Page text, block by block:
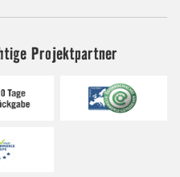
Projektpartner